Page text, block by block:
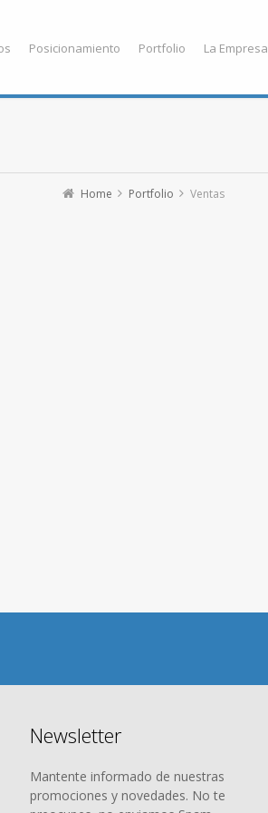
Posicionamiento Portfolio La Empresa
Home Portfolio Ventas
Newsletter
Mantente informado de nuestras
promociones y novedades. No te